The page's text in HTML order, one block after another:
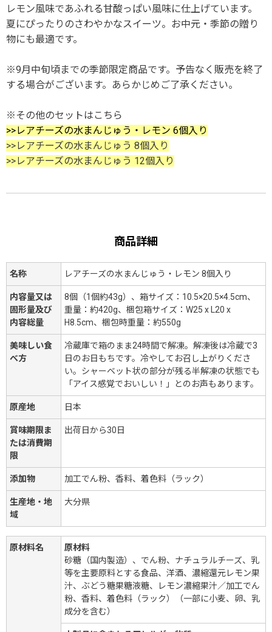
レモン風味であふれる甘酸っぱい風味に仕上げています。
夏にぴったりのさわやかなスイーツ。お中元・季節の贈り
物にも最適です。
※9月中旬頃までの季節限定商品です。予告なく販売を終了
する場合がございます。あらかじめご了承ください。
※その他のセットはこちら
>>レアチーズの水まんじゅう・レモン 6個入り
>>レアチーズの水まんじゅう 8個入り
>>レアチーズの水まんじゅう 12個入り
商品詳細
名称 レアチーズの水まんじゅう・レモン 8個入り
内容量又は
固形量及び
内容総量
8個（1個約43g）、箱サイズ：10.5×20.5×4.5cm、
重量：約420g、梱包箱サイズ：W25 x L20 x
H8.5cm、梱包時重量：約550g
美味しい食
べ方
冷蔵庫で箱のまま24時間で解凍。解凍後は冷蔵で3
日のお日もちです。冷やしてお召し上がりくださ
い。シャーベット状の部分が残る半解凍の状態でも
「アイス感覚でおいしい！」とのお声もあります。
原産地 日本
賞味期限ま
たは消費期
限
出荷日から30日
添加物 加工でん粉、香料、着色料（ラック）
生産地・地
域
大分県
原材料名
原材料
砂糖（国内製造）、でん粉、ナチュラルチーズ、乳
等を主要原料とする食品、洋酒、濃縮還元レモン果
汁、ぶどう糖果糖液糖、レモン濃縮果汁／加工でん
粉、香料、着色料（ラック）（一部に小麦、卵、乳
成分を含む）